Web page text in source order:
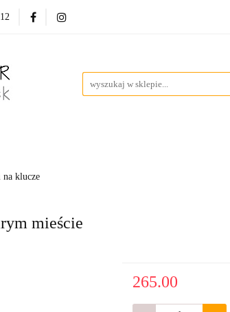
Wieszaki
na klucze
mieście
265.00